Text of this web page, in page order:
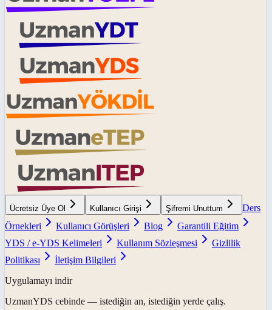
Ücretsiz Üye Ol Kullanıcı Girişi Şifremi Unuttum
Ders
Örnekleri
Kullanıcı Görüşleri Blog
Garantili Eğitim
YDS / e-YDS Kelimeleri
Kullanım Sözleşmesi
Gizlilik
Politikası
İletişim Bilgileri
Uygulamayı indir
UzmanYDS cebinde — istediğin an, istediğin yerde çalış.